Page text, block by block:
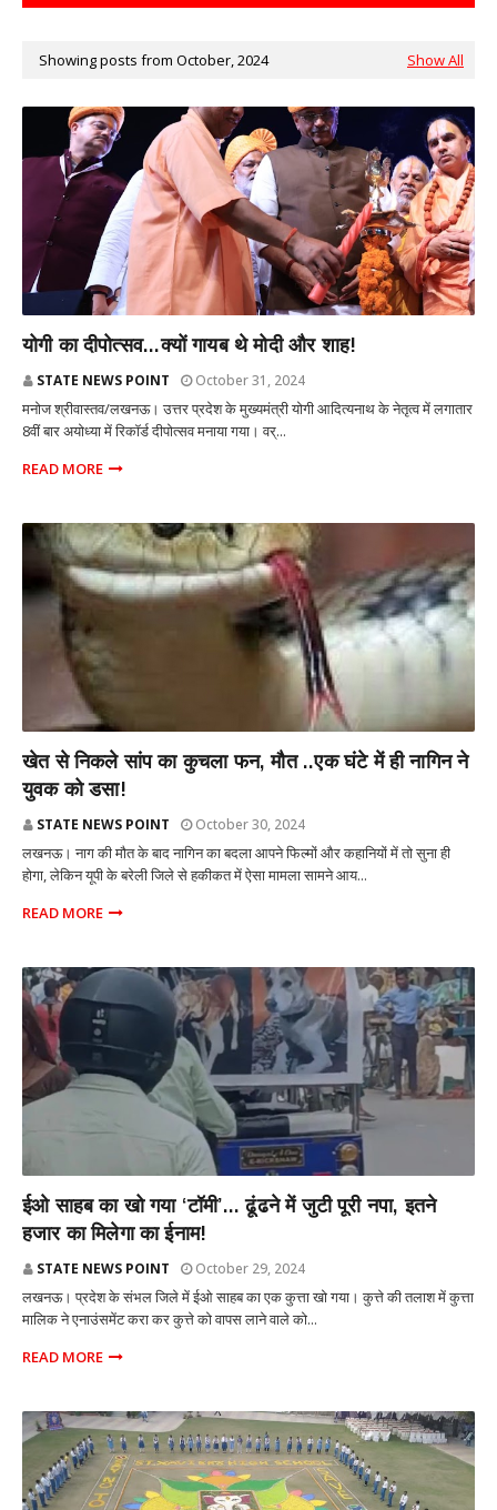
Showing posts from October, 2024 Show All
योगी का दीपोत्सव...क्यों गायब थे मोदी और शाह!
STATE NEWS POINT October 31, 2024
मनोज श्रीवास्तव/लखनऊ। उत्तर प्रदेश के मुख्यमंत्री योगी आदित्यनाथ के नेतृत्व में लगातार
8वीं बार अयोध्या में रिकॉर्ड दीपोत्सव मनाया गया। वर्...
READ MORE
खेत से निकले सांप का कुचला फन, मौत ..एक घंटे में ही नागिन ने
युवक को डसा!
STATE NEWS POINT October 30, 2024
लखनऊ। नाग की मौत के बाद नागिन का बदला आपने फिल्मों और कहानियों में तो सुना ही
होगा, लेकिन यूपी के बरेली जिले से हकीकत में ऐसा मामला सामने आय...
READ MORE
ईओ साहब का खो गया ‘टॉमी’... ढूंढने में जुटी पूरी नपा, इतने
हजार का मिलेगा का ईनाम!
STATE NEWS POINT October 29, 2024
लखनऊ। प्रदेश के संभल जिले में ईओ साहब का एक कुत्ता खो गया। कुत्ते की तलाश में कुत्ता
मालिक ने एनाउंसमेंट करा कर कुत्ते को वापस लाने वाले को...
READ MORE